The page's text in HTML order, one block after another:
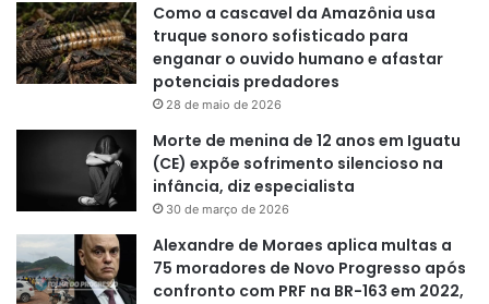
Como a cascavel da Amazônia usa
truque sonoro sofisticado para
enganar o ouvido humano e afastar
potenciais predadores
28 de maio de 2026
Morte de menina de 12 anos em Iguatu
(CE) expõe sofrimento silencioso na
infância, diz especialista
30 de março de 2026
Alexandre de Moraes aplica multas a
75 moradores de Novo Progresso após
confronto com PRF na BR-163 em 2022,